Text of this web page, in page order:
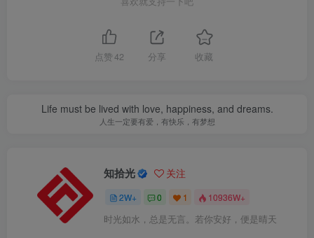
点赞 42 分享 收藏
Life must be lived with love, happiness, and dreams.
人生一定要有爱，有快乐，有梦想
知拾光 关注
2W+ 0 1 10936W+
时光如水，总是无言。若你安好，便是晴天